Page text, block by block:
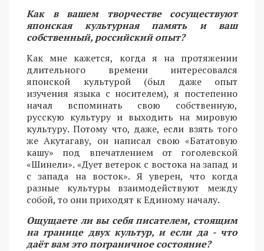
Как в вашем творчестве сосуществуют
японская культурная память и ваш
собственный, российский опыт?
Как мне кажется, когда я на протяжении
длительного времени интересовался
японской культурой (был даже опыт
изучения языка с носителем), я постепенно
начал вспоминать свою собственную,
русскую культуру и выходить на мировую
культуру. Потому что, даже, если взять того
же Акутагаву, он написал свою «Бататовую
кашу» под впечатлением от гоголевской
«Шинели». «Дует ветерок с востока на запад и
с запада на восток». Я уверен, что когда
разные культуры взаимодействуют между
собой, то они приходят к Единому началу.
Ощущаете ли вы себя писателем, стоящим
на границе двух культур, и если да - что
даёт вам это пограничное состояние?